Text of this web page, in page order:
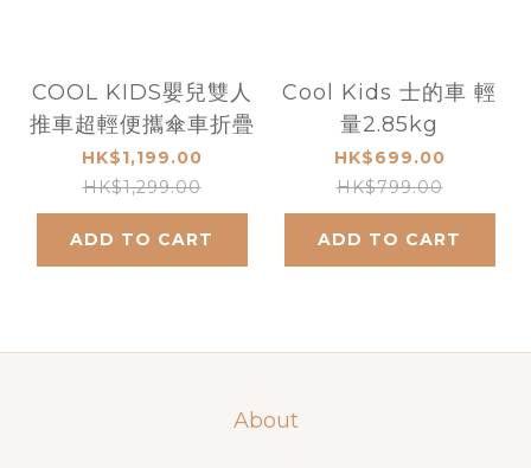
COOL KIDS嬰兒雙人
推車超輕便攜傘車折疊
HK$1,199.00
HK$1,299.00
ADD TO CART
Cool Kids 士的車 輕
量2.85kg
HK$699.00
HK$799.00
ADD TO CART
About